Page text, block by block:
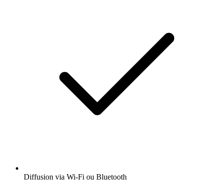
Diffusion via Wi-Fi ou Bluetooth